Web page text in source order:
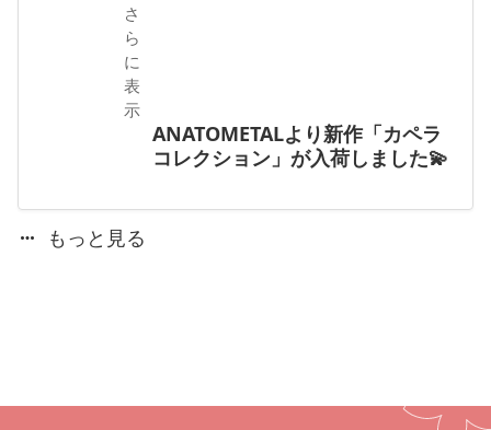
ANATOMETALより新作「カペラ
コレクション」が入荷しました💫
さ
ら
に
表
示
もっと見る